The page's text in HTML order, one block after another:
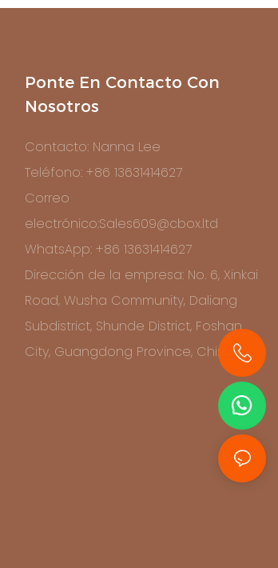
Ponte En Contacto Con
Nosotros
Contacto: Nanna Lee
Teléfono: +86 13631414627
Correo
electrónico:Sales609@cbox.ltd
WhatsApp: +86 13631414627
Dirección de la empresa: No. 6, Xinkai
Road, Wusha Community, Daliang
Subdistrict, Shunde District, Foshan
City, Guangdong Province, China